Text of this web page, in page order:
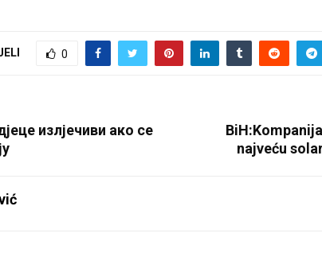
0
излјечиви ако се
najveću